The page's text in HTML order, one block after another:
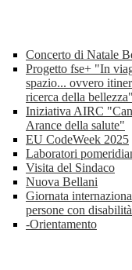
Concerto di Natale
Progetto fse+ "In
spazio... ovvero
ricerca della bellezza"
Iniziativa AIRC
Arance della salute"
EU CodeWeek 2025
Laboratori
Visita del Sindaco
Nuova Bellani
Giornata
persone con disabilità
-Orientamento